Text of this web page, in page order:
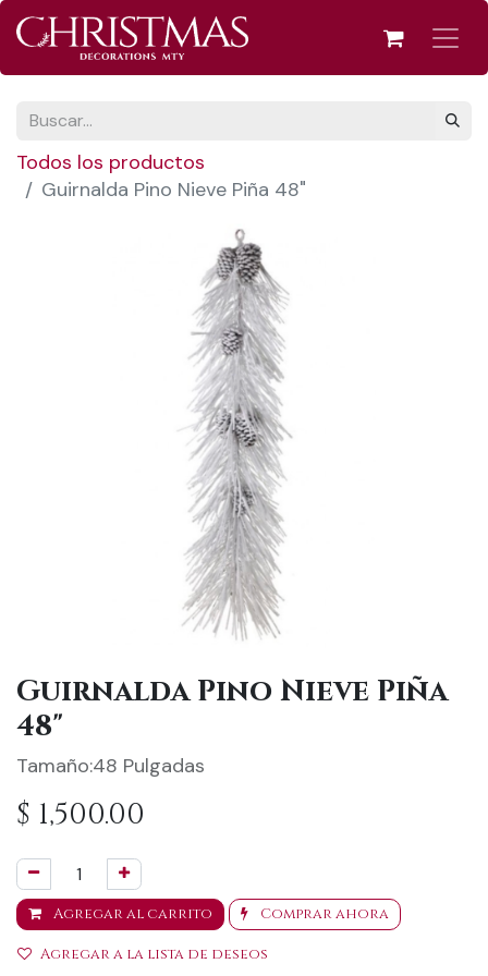
Todos los productos
Guirnalda Pino Nieve Piña 48"
Guirnalda Pino Nieve Piña
48"
Tamaño:48 Pulgadas
$ 1,500.00
Agregar al carrito Comprar ahora
Agregar a la lista de deseos